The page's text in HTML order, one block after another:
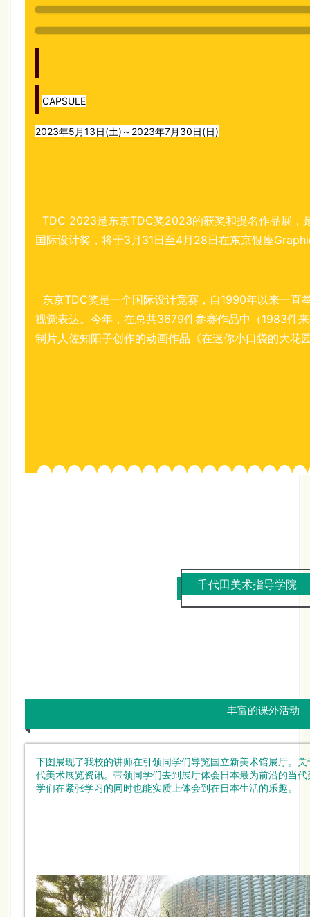
CAPSULE
2023年5月13日(土)～2023年7月30日(日)
TDC 2023是东京TDC奖2023的获奖和提名作品展，
国际设计奖，将于3月31日至4月28日在东京银座
东京TDC奖是一个国际设计竞赛，自1990年以来一直
视觉表达。今年，在总共3679件参赛作品中（1983件
制片人佐知阳子创作的动画作品《在迷你小口袋的大花
千代田美术指导学院
丰富的课外活动
下图展现了我校的讲师在引领同学们导览国立新美术馆展厅。
代美术展览资讯。带领同学们去到展厅体会日本最为前沿的当
学们在紧张学习的同时也能实质上体会到在日本生活的乐趣。